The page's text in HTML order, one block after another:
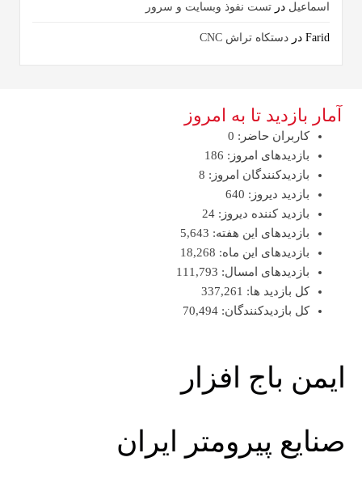
اسماعیل در تست نفوذ وبسایت و سرور
Farid در دستکاه تراش CNC
آمار بازدید تا به امروز
کاربران حاضر: 0
بازدیدهای امروز: 186
بازدیدکنندگان امروز: 8
بازدید دیروز: 640
بازدید کننده دیروز: 24
بازدیدهای این هفته: 5,643
بازدیدهای این ماه: 18,268
بازدیدهای امسال: 111,793
کل بازدید ها: 337,261
کل بازدیدکنند‌گان: 70,494
ایمن باج افزار
صنایع پیرومتر ایران